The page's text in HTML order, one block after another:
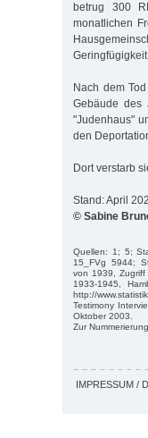
betrug 300
monatlichen
Nach dem
Gebäude des
"Judenhaus"
den
Dort verstarb
Stand: April
© Sabine
Quellen: 1; 5;
15_FVg 5944;
von 1939, Zugriff
1933-1945,
http://
Testimony
Oktober 2003.
Zur
IMPRESSUM /